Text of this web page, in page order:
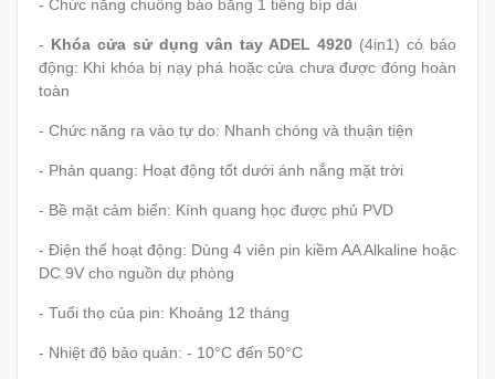
- Chức năng chuông báo bằng 1 tiếng bíp dài
- Khóa cửa sử dụng vân tay ADEL 4920 (4in1) có báo
động: Khi khóa bị nạy phá hoặc cửa chưa được đóng hoàn
toàn
- Chức năng ra vào tự do: Nhanh chóng và thuận tiện
- Phản quang: Hoạt động tốt dưới ánh nắng mặt trời
- Bề mặt cảm biến: Kính quang học được phủ PVD
- Điện thế hoạt động: Dùng 4 viên pin kiềm AA Alkaline hoặc
DC 9V cho nguồn dự phòng
- Tuổi thọ của pin: Khoảng 12 tháng
- Nhiệt độ bảo quản: - 10°C đến 50°C